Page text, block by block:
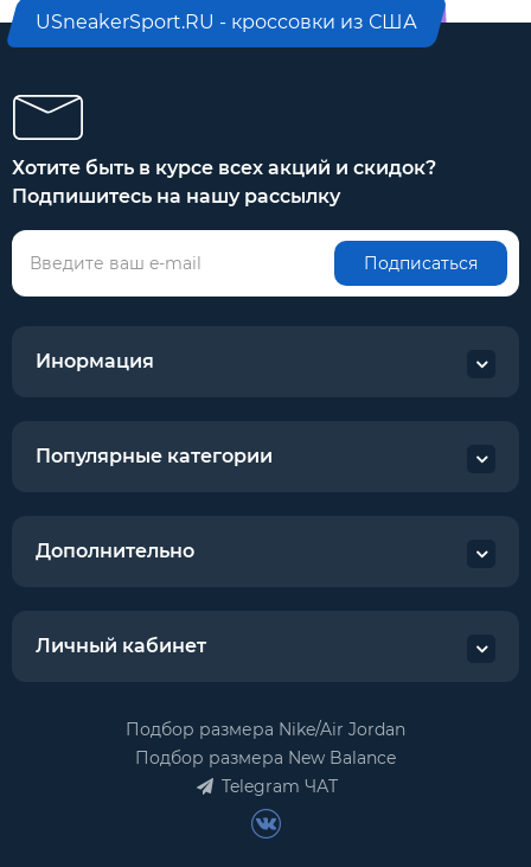
USneakerSport.RU - кроссовки из США
Хотите быть в курсе всех акций и скидок?
Подпишитесь на нашу рассылку
Подписаться
Инормация
Популярные категории
Дополнительно
Личный кабинет
Подбор размера Nike/Air Jordan
Подбор размера New Balance
Telegram ЧАТ